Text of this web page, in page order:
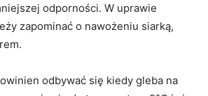
odporności. W uprawie
zapominać o nawożeniu siarką,
odbywać się kiedy gleba na